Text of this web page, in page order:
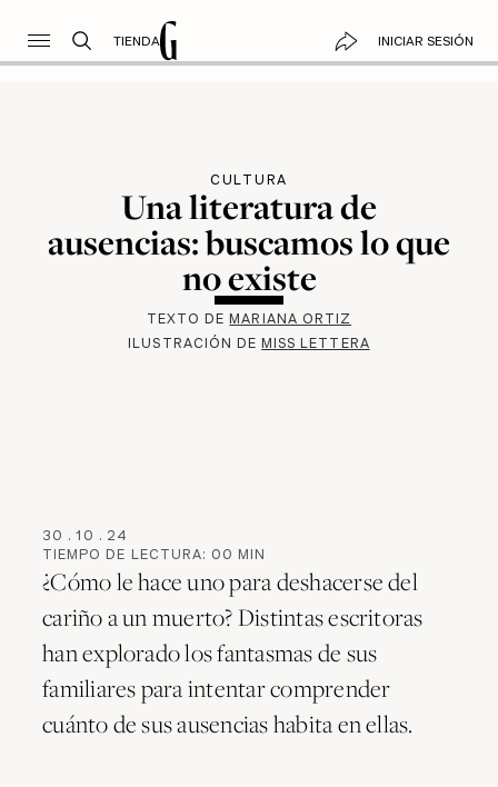
TIENDA INICIAR SESIÓN
CULTURA
Una literatura de
ausencias: buscamos lo que
no existe
TEXTO DEMARIANA ORTIZ
ILUSTRACIÓN DEMISS LETTERA
30 . 10 . 24
TIEMPO DE LECTURA: 00 MIN
¿Cómo le hace uno para deshacerse del
cariño a un muerto? Distintas escritoras
han explorado los fantasmas de sus
familiares para intentar comprender
cuánto de sus ausencias habita en ellas.